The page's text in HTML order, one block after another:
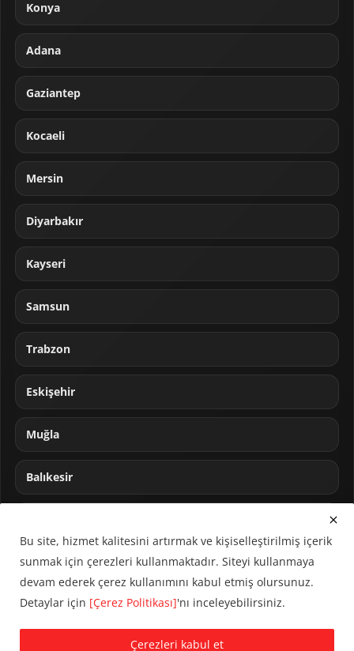
Konya
Adana
Gaziantep
Kocaeli
Mersin
Diyarbakır
Kayseri
Samsun
Trabzon
Eskişehir
Muğla
Balıkesir
© 2024 CUMHA (Cumhur Haber Ajansı) Tüm hakları saklıdır.
Bu site, hizmet kalitesini artırmak ve kişiselleştirilmiş içerik
sunmak için çerezleri kullanmaktadır. Siteyi kullanmaya
devam ederek çerez kullanımını kabul etmiş olursunuz.
Detaylar için [Çerez Politikası]'nı inceleyebilirsiniz.
Çerezleri kabul et